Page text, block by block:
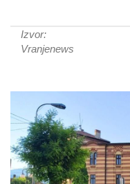
Izvor:
Vranjenews